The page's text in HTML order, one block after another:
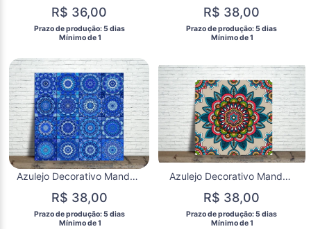
R$ 36,00
Prazo de produção: 5 dias
  Mínimo de 1
R$ 38,00
Prazo de produção: 5 dias
  Mínimo de 1
Azulejo Decorativo Mandala
R$ 38,00
Prazo de produção: 5 dias
  Mínimo de 1
Azulejo Decorativo Mandala
R$ 38,00
Prazo de produção: 5 dias
  Mínimo de 1